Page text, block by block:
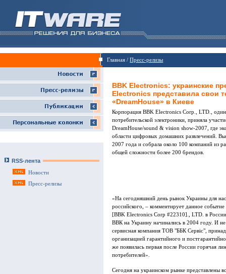
Главная /Пресс-релизы
RSS-лента
Новости
Пресс-релизы
BBK Electronics: украинские
Electronics представила свои
«DreamHouse» в Киеве
Корпорация BBK Electronics Corp., LTD.,
потребительской электроники, приняла
DreamHouse/sound & vision show-2007, где
области цифровых домашних развлечений.
2007 года и собрала около 100 компаний из
общей сложности более 200 брендов.
«На сегодняшний день рынок Украины для
российского, – комментирует данное
[BBK Electronics Corp #22310]., LTD. в
ВВК на Украину начинались в 2004 году. И не
сервисная компания ТОВ "ББК Сервіс",
организацией гарантийного и
же появилась первая после России горячая
потребителей».
Сегодня на украинском рынке представлены